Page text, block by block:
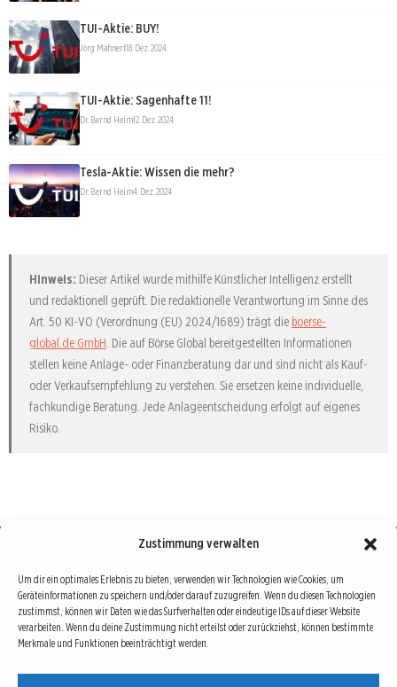
Zustimmung verwalten
Um dir ein optimales Erlebnis zu bieten, verwenden wir Technologien wie Cookies, um
Geräteinformationen zu speichern und/oder darauf zuzugreifen. Wenn du diesen Technologien
zustimmst, können wir Daten wie das Surfverhalten oder eindeutige IDs auf dieser Website
verarbeiten. Wenn du deine Zustimmung nicht erteilst oder zurückziehst, können bestimmte
Merkmale und Funktionen beeinträchtigt werden.
TUI-Aktie: BUY!
Jörg Mahnert18. Dez. 2024
TUI-Aktie: Sagenhafte 11!
Dr. Bernd Heim12. Dez. 2024
Tesla-Aktie: Wissen die mehr?
Dr. Bernd Heim4. Dez. 2024
Hinweis: Dieser Artikel wurde mithilfe Künstlicher Intelligenz erstellt
und redaktionell geprüft. Die redaktionelle Verantwortung im Sinne des
Art. 50 KI-VO (Verordnung (EU) 2024/1689) trägt die boerse-
global.de GmbH. Die auf Börse Global bereitgestellten Informationen
stellen keine Anlage- oder Finanzberatung dar und sind nicht als Kauf-
oder Verkaufsempfehlung zu verstehen. Sie ersetzen keine individuelle,
fachkundige Beratung. Jede Anlageentscheidung erfolgt auf eigenes
Risiko.
Börse : lokal, international, global
Erfolgreiche Börsengeschäfte bedingen vor allem drei Dinge: Verlässliche Informationen,
richtige Interpretationen und unabhängige Informationsquellen. Diese drei Bausteine sind
auch die redaktionelle Leitlinie von Börse Global.
Hinter Börse Global steht ein Team von erfahrenen Finanzjournalisten, die zum Teil schon